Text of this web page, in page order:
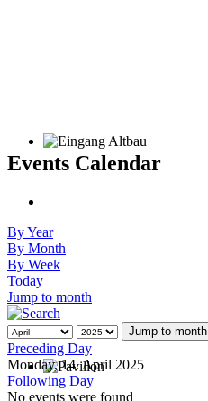
Events Calendar
By Year
By Month
By Week
Today
Jump to month
Jump to month
Preceding Day
Monday, 14. April 2025
Following Day
No events were found